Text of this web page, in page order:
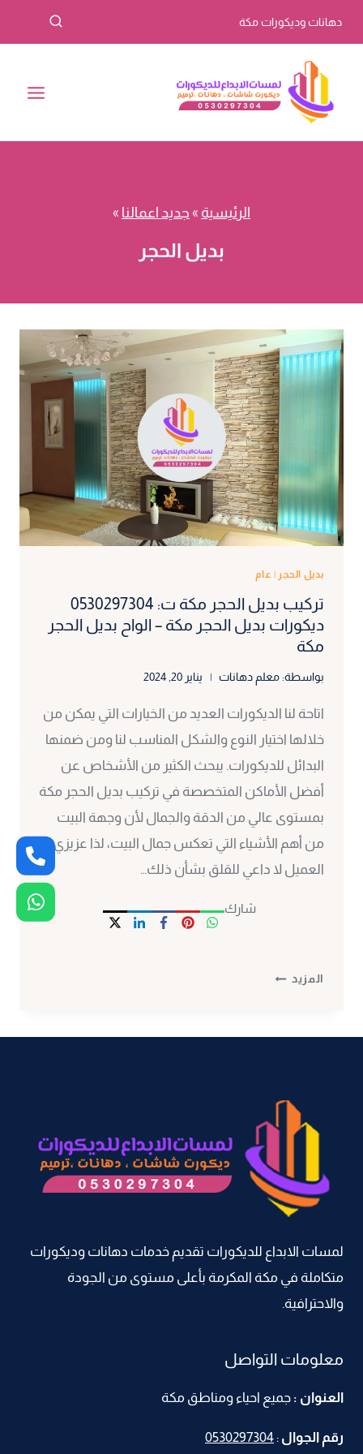
المحتوى
دهانات وديكورات مكة
الرئيسية » جديد اعمالنا »
بديل الحجر
بديل الحجر | عام
تركيب بديل الحجر مكة ت: 0530297304
ديكورات بديل الحجر مكة – الواح بديل الحجر
مكة
بواسطة: معلم دهانات يناير 20, 2024
اتاحة لنا الديكورات العديد من الخيارات التي يمكن من
خلالها اختيار النوع والشكل المناسب لنا ومن ضمنها
البدائل للديكورات. يبحث الكثير من الأشخاص عن
أفضل الأماكن المتخصصة في تركيب بديل الحجر مكة
بمستوى عالي من الدقة والجمال لأن وجهة البيت
من أهم الأشياء التي تعكس جمال البيت، لذا عزيزي
العميل لا داعي للقلق بشأن ذلك…
شارك
المزيد تركيب
مكة
–
الواح
بديل
مكة
لمسات الابداع للديكورات تقديم خدمات دهانات وديكورات
متكاملة في مكة المكرمة بأعلى مستوى من الجودة
والاحترافية.
معلومات التواصل
العنوان : جميع احياء ومناطق مكة
رقم الجوال :
0530297304